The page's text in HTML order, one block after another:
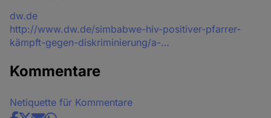
Quelle
dw.de
http://www.dw.de/simbabwe-hiv-positiver-pfarrer-
kämpft-gegen-diskriminierung/a-…
Kommentare
Netiquette für Kommentare